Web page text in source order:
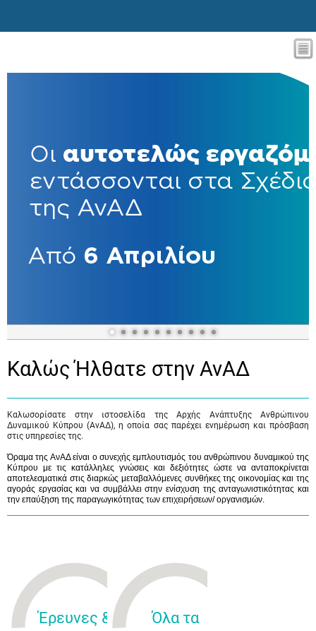
Καλώς Ήλθατε στην ΑνΑΔ
Καλωσορίσατε στην ιστοσελίδα της Αρχής Ανάπτυξης Ανθρώπινου
Δυναμικού Κύπρου (ΑνΑΔ), η οποία σας παρέχει ενημέρωση και πρόσβαση
στις υπηρεσίες της.
Όραμα της ΑνΑΔ είναι ο συνεχής εμπλουτισμός του ανθρώπινου δυναμικού της
Κύπρου με τις κατάλληλες γνώσεις και δεξιότητες ώστε να ανταποκρίνεται
αποτελεσματικά στις διαρκώς μεταβαλλόμενες συνθήκες της οικονομίας και της
αγοράς εργασίας και να συμβάλλει στην ενίσχυση της ανταγωνιστικότητας και
την επαύξηση της παραγωγικότητας των επιχειρήσεων/ οργανισμών.
Έρευνες &
Όλα τα